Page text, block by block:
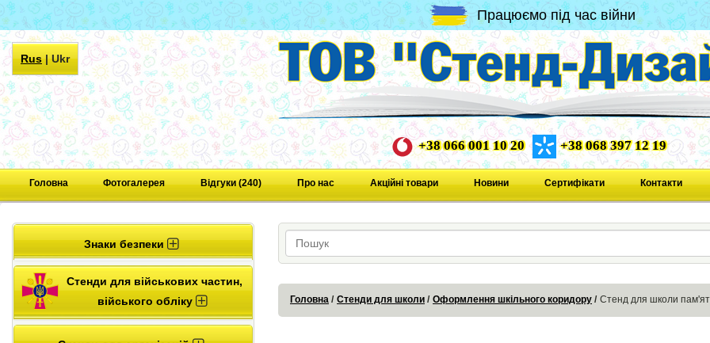
Працюємо під час війни
Rus|Ukr
+38 066 001 10 20 +38 068 397 12 19
Головна Фотогалерея Відгуки (240) Про нас Акційні товари Новини Сертифікати Контакти
Знаки безпеки
Стенди для військових частин,
війського обліку
Головна Стенди для школи Оформлення шкільного коридору Стенд для школи